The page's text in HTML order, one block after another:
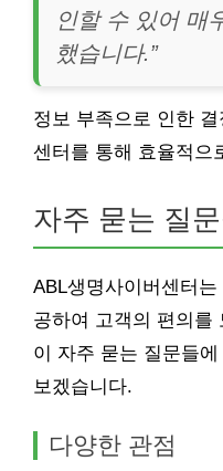
인할 수 있어 매
했습니다.”
정보 부족으로 인한
센터를 통해 효율적으
자주 묻는 질
ABL생명사이버센터
공하여 고객의 편의를
이 자주 묻는 질문들
보겠습니다.
다양한 관점